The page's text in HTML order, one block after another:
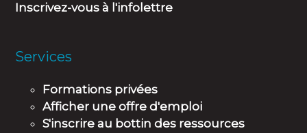
Inscrivez-vous à l'infolettre
Services
Formations privées
Afficher une offre d'emploi
S'inscrire au bottin des ressources